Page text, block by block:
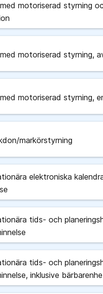
motoriserad styrning
motoriserad styrning,
motoriserad styrning,
markörstyrning
elektroniska
tids- och
tids- och
inklusive